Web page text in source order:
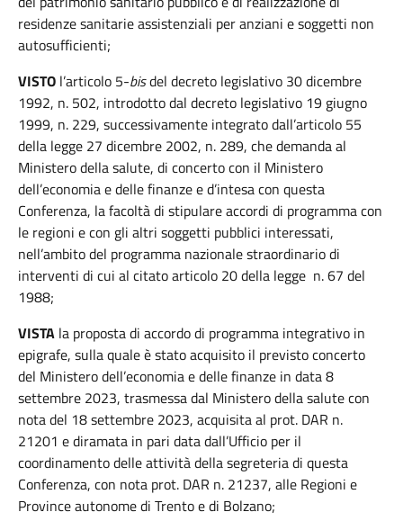
residenze sanitarie assistenziali per anziani e soggetti non
autosufficienti;
VISTO l’articolo 5-bisdel decreto legislativo 30 dicembre
1992, n. 502, introdotto dal decreto legislativo 19 giugno
1999, n. 229, successivamente integrato dall’articolo 55
della legge 27 dicembre 2002, n. 289, che demanda al
Ministero della salute, di concerto con il Ministero
dell’economia e delle finanze e d’intesa con questa
Conferenza, la facoltà di stipulare accordi di programma con
le regioni e con gli altri soggetti pubblici interessati,
nell’ambito del programma nazionale straordinario di
interventi di cui al citato articolo 20 della legge n. 67 del
1988;
VISTA la proposta di accordo di programma integrativo in
epigrafe, sulla quale è stato acquisito il previsto concerto
del Ministero dell’economia e delle finanze in data 8
settembre 2023, trasmessa dal Ministero della salute con
nota del 18 settembre 2023, acquisita al prot. DAR n.
21201 e diramata in pari data dall’Ufficio per il
coordinamento delle attività della segreteria di questa
Conferenza, con nota prot. DAR n. 21237, alle Regioni e
Province autonome di Trento e di Bolzano;